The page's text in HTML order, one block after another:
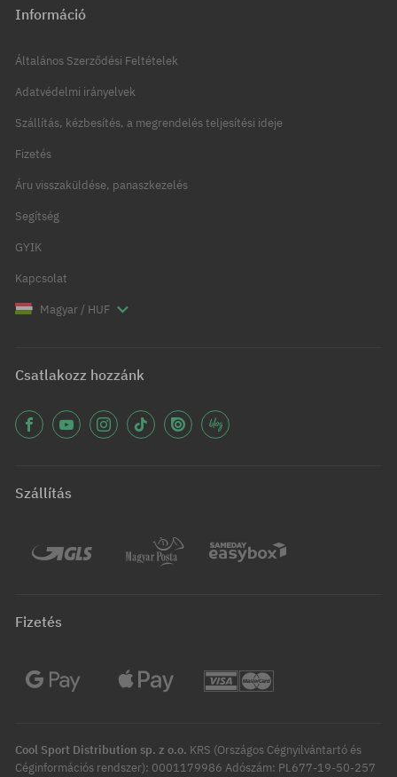
Információ
Általános Szerződési Feltételek
Adatvédelmi irányelvek
Szállítás, kézbesítés, a megrendelés teljesítési ideje
Fizetés
Áru visszaküldése, panaszkezelés
Segítség
GYIK
Kapcsolat
Magyar / HUF
Csatlakozz hozzánk
Szállítás
Fizetés
Cool Sport Distribution sp. z o.o. KRS (Országos Cégnyilvántartó és
Céginformációs rendszer): 0001179986 Adószám: PL677-19-50-257